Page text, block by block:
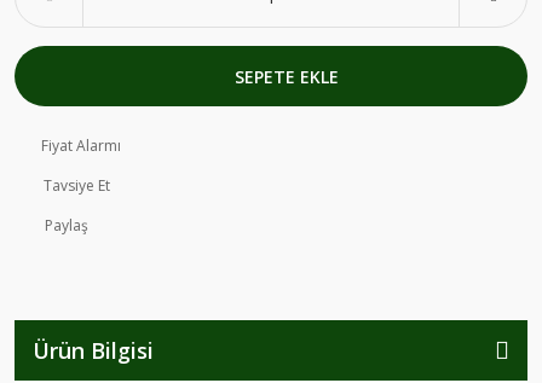
SEPETE EKLE
Fiyat Alarmı
Tavsiye Et
Paylaş
Ürün Bilgisi